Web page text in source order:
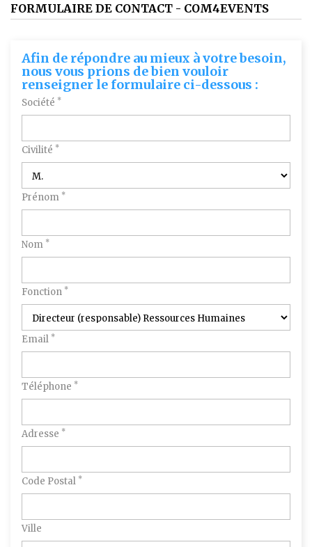
FORMULAIRE DE CONTACT - COM4EVENTS
Afin de répondre au mieux à votre besoin,
nous vous prions de bien vouloir
renseigner le formulaire ci-dessous :
Société *
Civilité *
Prénom *
Nom *
Fonction *
Email *
Téléphone *
Adresse *
Code Postal *
Ville